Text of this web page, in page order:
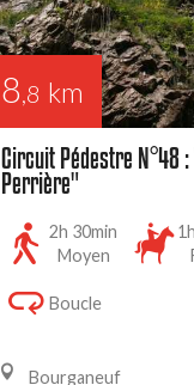
8,8 km
Circuit Pédestre N°48
Perrière"
2h 30min
Moyen
Boucle
Bourganeuf